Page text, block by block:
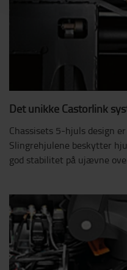
Det unikke Castorlink
Chassisets 5-hjuls design
Slingrehjulene beskytter
god stabilitet på ujævne